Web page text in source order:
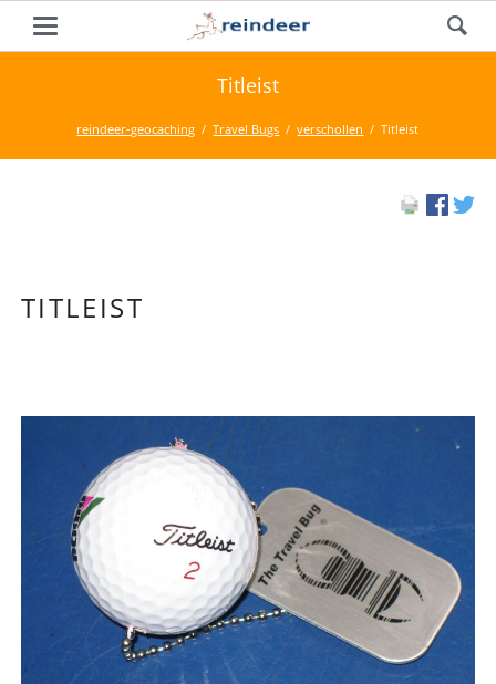
Titleist
reindeer-geocaching Travel Bugs verschollen Titleist
TITLEIST